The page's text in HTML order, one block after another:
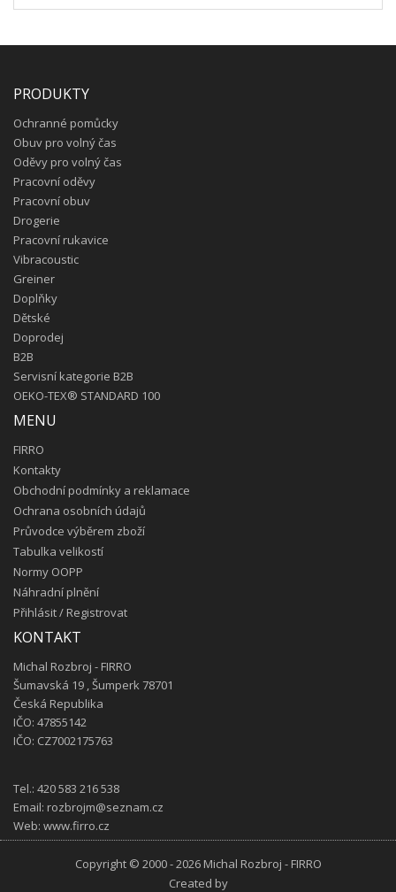
PRODUKTY
Ochranné pomůcky
Obuv pro volný čas
Oděvy pro volný čas
Pracovní oděvy
Pracovní obuv
Drogerie
Pracovní rukavice
Vibracoustic
Greiner
Doplňky
Dětské
Doprodej
B2B
Servisní kategorie B2B
OEKO-TEX® STANDARD 100
MENU
FIRRO
Kontakty
Obchodní podmínky a reklamace
Ochrana osobních údajů
Průvodce výběrem zboží
Tabulka velikostí
Normy OOPP
Náhradní plnění
Přihlásit/ Registrovat
KONTAKT
Michal Rozbroj - FIRRO
Šumavská 19 , Šumperk 78701
Česká Republika
IČO: 47855142
IČO: CZ7002175763
Tel.: 420 583 216 538
Email: rozbrojm@seznam.cz
Web: www.firro.cz
Copyright © 2000 - 2026 Michal Rozbroj - FIRRO
Created by